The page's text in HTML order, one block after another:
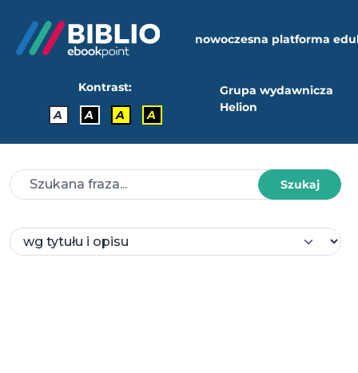
nowoczesna platforma
Kontrast:
A
A A A
Grupa wydawnicza
Helion
Szukaj